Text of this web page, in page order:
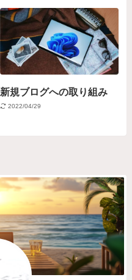
新規ブログへの取り組み
2022/04/29